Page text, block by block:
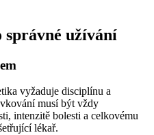
správné užívání
vyžaduje disciplínu a
musí být vždy
intenzitě bolesti a celkovému
lékař.